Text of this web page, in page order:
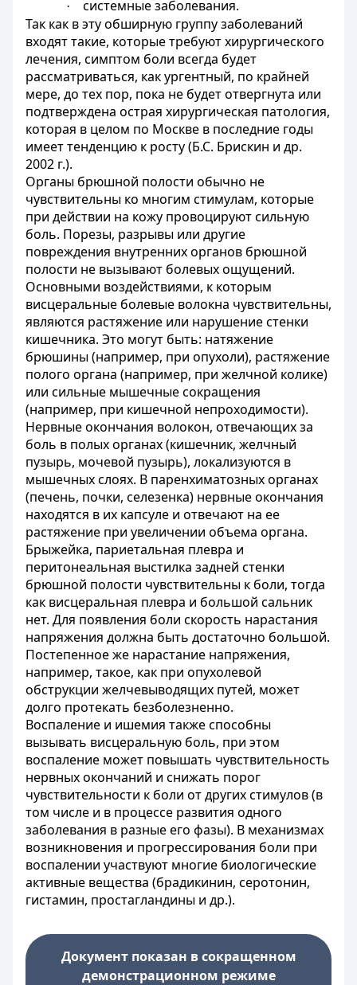
·
системные заболевания.
Так как в эту обширную группу заболеваний
входят такие, которые требуют хирургического
лечения, симптом боли всегда будет
рассматриваться, как ургентный, по крайней
мере, до тех пор, пока не будет отвергнута или
подтверждена острая хирургическая патология,
которая в целом по Москве в последние годы
имеет тенденцию к росту (Б.С. Брискин и др.
2002 г.).
Органы брюшной полости обычно не
чувствительны ко многим стимулам, которые
при действии на кожу провоцируют сильную
боль. Порезы, разрывы или другие
повреждения внутренних органов брюшной
полости не вызывают болевых ощущений.
Основными воздействиями, к которым
висцеральные болевые волокна чувствительны,
являются растяжение или нарушение стенки
кишечника. Это могут быть: натяжение
брюшины (например, при опухоли), растяжение
полого органа (например, при желчной колике)
или сильные мышечные сокращения
(например, при кишечной непроходимости).
Нервные окончания волокон, отвечающих за
боль в полых органах (кишечник, желчный
пузырь, мочевой пузырь), локализуются в
мышечных слоях. В паренхиматозных органах
(печень, почки, селезенка) нервные окончания
находятся в их капсуле и отвечают на ее
растяжение при увеличении объема органа.
Брыжейка, париетальная плевра и
перитонеальная выстилка задней стенки
брюшной полости чувствительны к боли, тогда
как висцеральная плевра и большой сальник
нет. Для появления боли скорость нарастания
напряжения должна быть достаточно большой.
Постепенное же нарастание напряжения,
например, такое, как при опухолевой
обструкции желчевыводящих путей, может
долго протекать безболезненно.
Воспаление и ишемия также способны
вызывать висцеральную боль, при этом
воспаление может повышать чувствительность
нервных окончаний и снижать порог
чувствительности к боли от других стимулов (в
том числе и в процессе развития одного
заболевания в разные его фазы). В механизмах
возникновения и прогрессирования боли при
воспалении участвуют многие биологические
активные вещества (брадикинин, серотонин,
гистамин, простагландины и др.).
Документ показан в сокращенном
демонстрационном режиме